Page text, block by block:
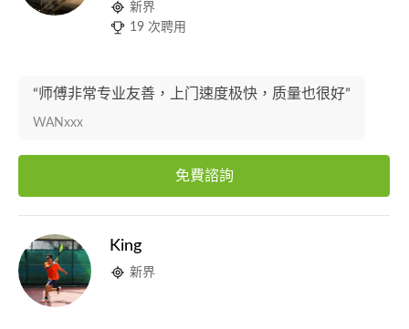
新界
19 次聘用
“师傅非常专业友善，上门速度极快，质量也很好”
WANxxx
免費諮詢
King
新界